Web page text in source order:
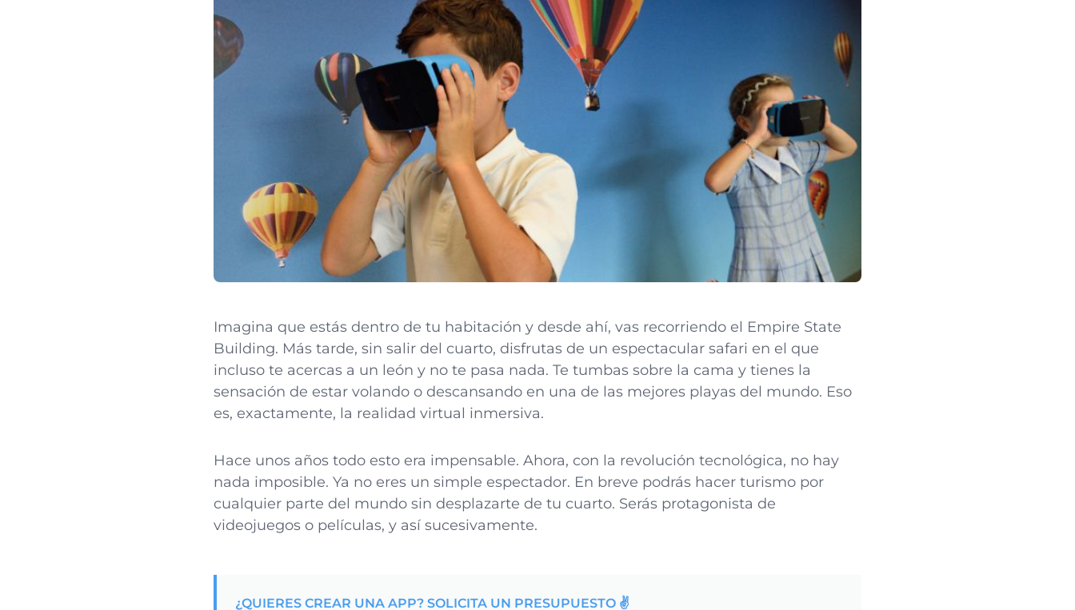
Imagina que estás dentro de tu habitación y desde ahí, vas recorriendo el Empire State
Building. Más tarde, sin salir del cuarto, disfrutas de un espectacular safari en el que
incluso te acercas a un león y no te pasa nada. Te tumbas sobre la cama y tienes la
sensación de estar volando o descansando en una de las mejores playas del mundo. Eso
es, exactamente, la realidad virtual inmersiva.
Hace unos años todo esto era impensable. Ahora, con la revolución tecnológica, no hay
nada imposible. Ya no eres un simple espectador. En breve podrás hacer turismo por
cualquier parte del mundo sin desplazarte de tu cuarto. Serás protagonista de
videojuegos o películas, y así sucesivamente.
¿QUIERES CREAR UNA APP? SOLICITA UN PRESUPUESTO ✌️